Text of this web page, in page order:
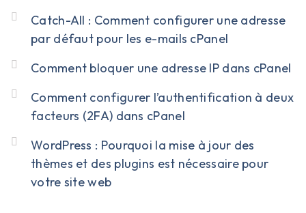
Catch-All : Comment configurer une adresse
par défaut pour les e-mails cPanel
Comment bloquer une adresse IP dans cPanel
Comment configurer l’authentification à deux
facteurs (2FA) dans cPanel
WordPress : Pourquoi la mise à jour des
thèmes et des plugins est nécessaire pour
votre site web